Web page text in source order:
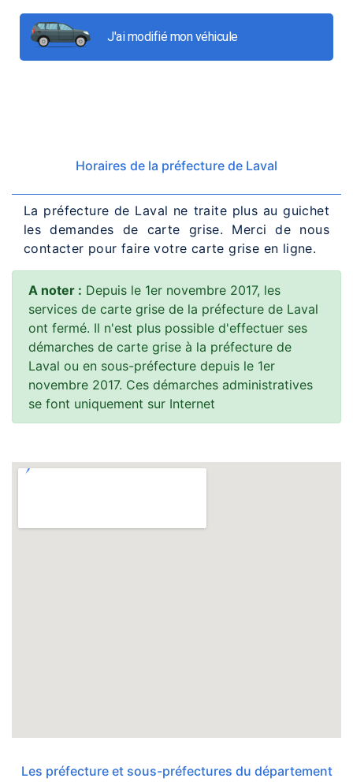
J'ai modifié mon véhicule
Horaires de la préfecture de Laval
La préfecture de Laval ne traite plus au guichet
les demandes de carte grise. Merci de nous
contacter pour faire votre carte grise en ligne.
A noter : Depuis le 1er novembre 2017, les
services de carte grise de la préfecture de Laval
ont fermé. Il n'est plus possible d'effectuer ses
démarches de carte grise à la préfecture de
Laval ou en sous-préfecture depuis le 1er
novembre 2017. Ces démarches administratives
se font uniquement sur Internet
Les préfecture et sous-préfectures du département